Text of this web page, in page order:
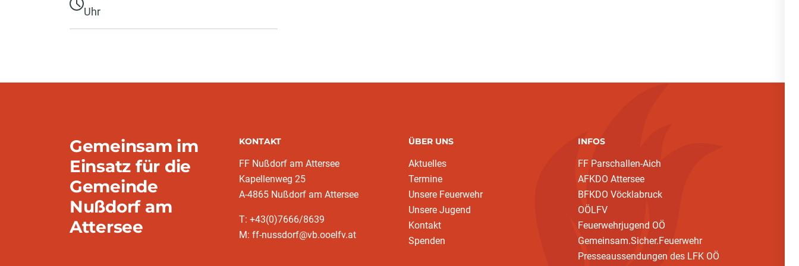
Uhr
Gemeinsam im
Einsatz für die
Gemeinde
Nußdorf am
Attersee
KONTAKT
FF Nußdorf am Attersee
Kapellenweg 25
A-4865 Nußdorf am Attersee
T: +43(0)7666/8639
M: ff-nussdorf@vb.ooelfv.at
ÜBER UNS
Aktuelles
Termine
Unsere Feuerwehr
Unsere Jugend
Kontakt
Spenden
INFOS
FF Parschallen-Aich
AFKDO Attersee
BFKDO Vöcklabruck
OÖLFV
Feuerwehrjugend OÖ
Gemeinsam.Sicher.Feuerwehr
Presseaussendungen des LFK OÖ